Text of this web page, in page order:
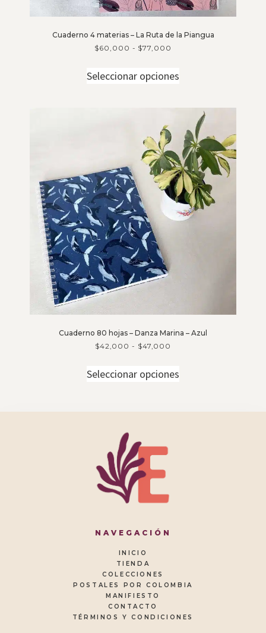
Cuaderno 4 materias – La Ruta de la Piangua
$60,000 - $77,000
Seleccionar opciones
Cuaderno 80 hojas – Danza Marina – Azul
$42,000 - $47,000
Seleccionar opciones
NAVEGACIÓN
INICIO
TIENDA
COLECCIONES
POSTALES POR COLOMBIA
MANIFIESTO
CONTACTO
TÉRMINOS Y CONDICIONES